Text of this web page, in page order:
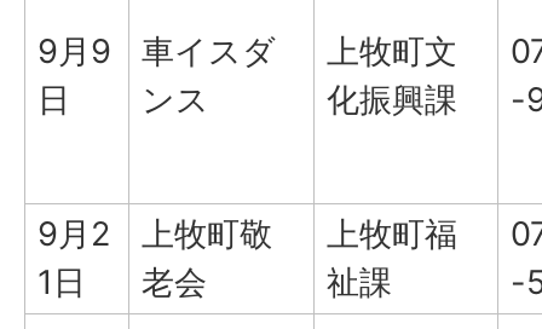
9月9
日
車イスダ
ンス
上牧町文
化振興課
-
9月2
1日
上牧町敬
老会
上牧町福
祉課
-